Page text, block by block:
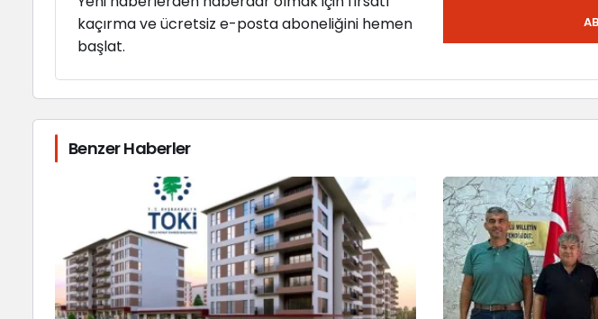
kaçırma ve ücretsiz e-posta aboneliğini hemen
başlat.
Benzer Haberler